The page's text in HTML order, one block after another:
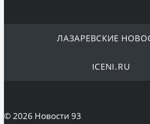
ЛАЗАРЕВСКИЕ
ICENI.RU
© 2026 Новости 93